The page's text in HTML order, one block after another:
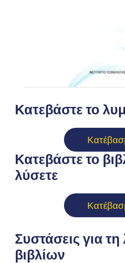
Κατεβάστε το
Κατεβάστε το
λύσετε
Συστάσεις για
βιβλίων